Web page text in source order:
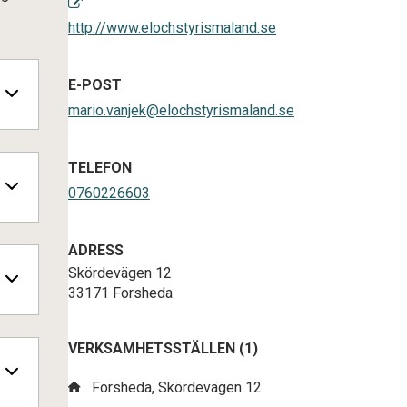
http://www.elochstyrismaland.se
E-POST
mario.vanjek@elochstyrismaland.se
TELEFON
0760226603
ADRESS
Skördevägen 12
33171 Forsheda
VERKSAMHETSSTÄLLEN (1)
Forsheda, Skördevägen 12